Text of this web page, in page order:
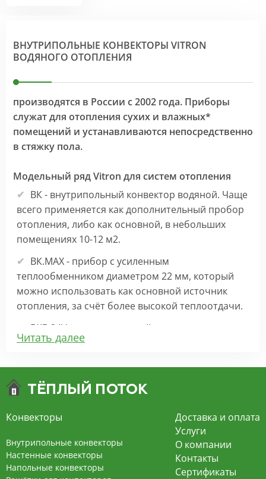
ВНУТРИПОЛЬНЫЕ КОНВЕКТОРЫ VITRON
ВОДЯНОГО ОТОПЛЕНИЯ
производятся в России с 2002 года. Приборы
служат для отопления сухих и влажных*
помещений и устанавливаются непосредственно
в стяжку пола.
Модельный ряд Vitron для систем отопления
ВК - внутрипольный конвектор водяной. Чаще
всего применяется как дополнительный пробор
отопления, либо как основной, в небольших
помещениях 10-12 м2.
ВК.МАХ - прибор с усиленным
теплообменником диаметром 22 мм, который
можно использовать как основной источник
отопления, за счёт более высокой теплоотдачи.
ВКВ 24V – внутрипольный конвектор
отопления с вентилятором на 24В подходит для
экономит электроэнергию и бесшумно работает.
конвекцией на 220В. За счет тангенциального
вентилятора создает принудительную
конвекцию, что позволяет обогревать
помещения большой площади.
Читать далее
Конвекторы
Внутрипольные конвекторы
Настенные конвекторы
Напольные конвекторы
Доставка и оплата
Услуги
О компании
Контакты
Сертификаты